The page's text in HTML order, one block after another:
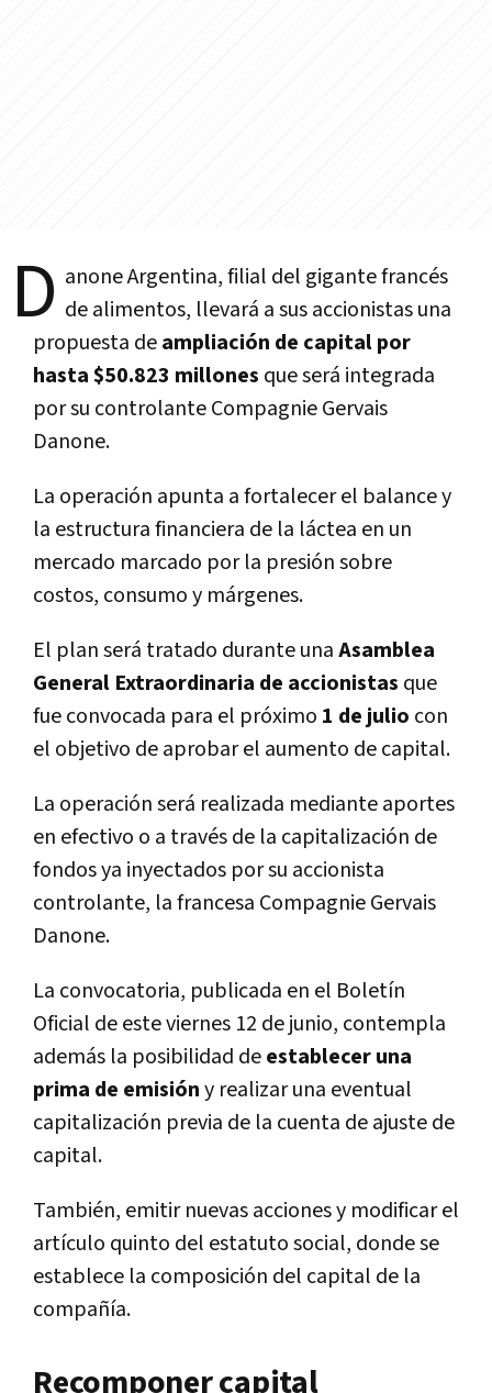
D anone Argentina, filial del gigante francés
de alimentos, llevará a sus accionistas una
propuesta deampliación de capital por
hasta $50.823 millones que será integrada
por su controlante Compagnie Gervais
Danone.
La operación apunta a fortalecer el balance y
la estructura financiera de la láctea en un
mercado marcado por la presión sobre
costos, consumo y márgenes.
El plan será tratado durante unaAsamblea
General Extraordinaria de accionistas que
fue convocada para el próximo 1 de julio con
el objetivo de aprobar el aumento de capital.
La operación será realizada mediante aportes
en efectivo o a través de la capitalización de
fondos ya inyectados por su accionista
controlante, la francesa Compagnie Gervais
Danone.
La convocatoria, publicada en el Boletín
Oficial de este viernes 12 de junio, contempla
además la posibilidad deestablecer una
prima de emisióny realizar una eventual
capitalización previa de la cuenta de ajuste de
capital.
También, emitir nuevas acciones y modificar el
artículo quinto del estatuto social, donde se
establece la composición del capital de la
compañía.
Recomponer capital